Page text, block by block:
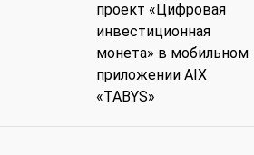
проект «Цифровая
инвестиционная
монета» в мобильном
приложении AIX
«TABYS»